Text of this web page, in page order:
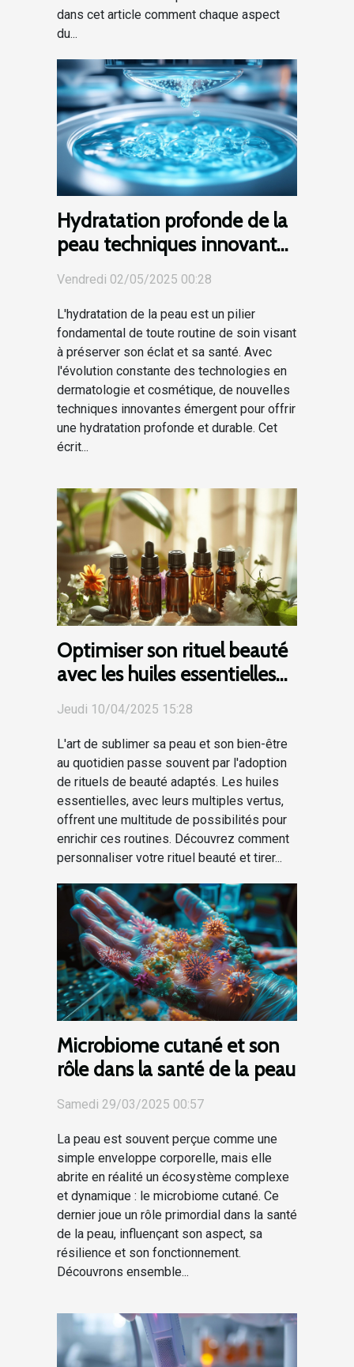
dans cet article comment chaque aspect
du...
Hydratation profonde de la
peau techniques innovantes
pour une hydratation
durable
Vendredi 02/05/2025 00:28
L'hydratation de la peau est un pilier
fondamental de toute routine de soin visant
à préserver son éclat et sa santé. Avec
l'évolution constante des technologies en
dermatologie et cosmétique, de nouvelles
techniques innovantes émergent pour offrir
une hydratation profonde et durable. Cet
écrit...
Optimiser son rituel beauté
avec les huiles essentielles
personnalisation et bienfaits
Jeudi 10/04/2025 15:28
L'art de sublimer sa peau et son bien-être
au quotidien passe souvent par l'adoption
de rituels de beauté adaptés. Les huiles
essentielles, avec leurs multiples vertus,
offrent une multitude de possibilités pour
enrichir ces routines. Découvrez comment
personnaliser votre rituel beauté et tirer...
Microbiome cutané et son
rôle dans la santé de la peau
Samedi 29/03/2025 00:57
La peau est souvent perçue comme une
simple enveloppe corporelle, mais elle
abrite en réalité un écosystème complexe
et dynamique : le microbiome cutané. Ce
dernier joue un rôle primordial dans la santé
de la peau, influençant son aspect, sa
résilience et son fonctionnement.
Découvrons ensemble...